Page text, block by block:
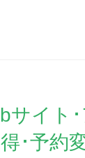
サイト
･予約